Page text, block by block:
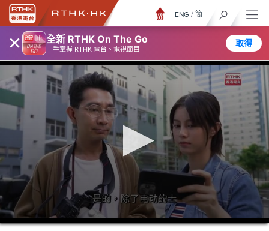
× 全新 RTHK On The Go
一手掌握 RTHK 電台、電視節目
取得
ENG / 簡
0
seconds